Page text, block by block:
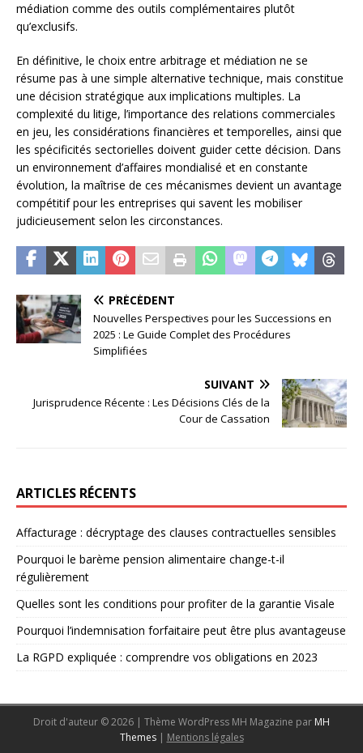
médiation comme des outils complémentaires plutôt
qu’exclusifs.
En définitive, le choix entre arbitrage et médiation ne se
résume pas à une simple alternative technique, mais constitue
une décision stratégique aux implications multiples. La
complexité du litige, l’importance des relations commerciales
en jeu, les considérations financières et temporelles, ainsi que
les spécificités sectorielles doivent guider cette décision. Dans
un environnement d’affaires mondialisé et en constante
évolution, la maîtrise de ces mécanismes devient un avantage
compétitif pour les entreprises qui savent les mobiliser
judicieusement selon les circonstances.
PRÉCÉDENT
Nouvelles Perspectives pour les Successions en
2025 : Le Guide Complet des Procédures
Simplifiées
SUIVANT
Jurisprudence Récente : Les Décisions Clés de la
Cour de Cassation
ARTICLES RÉCENTS
Affacturage : décryptage des clauses contractuelles sensibles
Pourquoi le barème pension alimentaire change-t-il
régulièrement
Quelles sont les conditions pour profiter de la garantie Visale
Pourquoi l’indemnisation forfaitaire peut être plus avantageuse
La RGPD expliquée : comprendre vos obligations en 2023
Droit d'auteur © 2026 | Thème WordPress MH Magazine par MH
Themes | Mentions légales